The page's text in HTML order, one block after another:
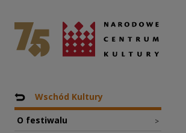
Narodowe Centrum Kultury
Nawigacja
Powrót do: Projekty
Wschód Kultury
O festiwalu >